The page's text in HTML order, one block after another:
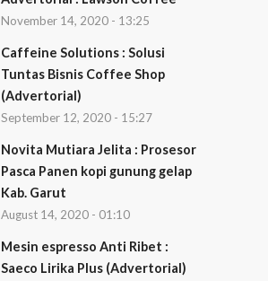
November 14, 2020 - 13:25
Caffeine Solutions : Solusi
Tuntas Bisnis Coffee Shop
(Advertorial)
September 12, 2020 - 15:27
Novita Mutiara Jelita : Prosesor
Pasca Panen kopi gunung gelap
Kab. Garut
August 14, 2020 - 01:10
Mesin espresso Anti Ribet :
Saeco Lirika Plus (Advertorial)